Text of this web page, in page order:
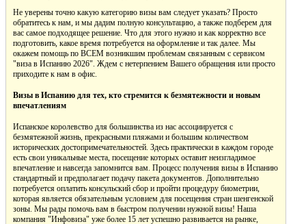
Не уверены точно какую категорию визы вам следует указать? Просто
обратитесь к нам, и мы дадим полную консультацию, а также подберем для
вас самое подходящее решение. Что для этого нужно и как корректно все
подготовить, какое время потребуется на оформление и так далее. Мы
окажем помощь по ВСЕМ возникшим проблемам связанным с сервисом
"виза в Испанию 2026". Ждем с нетерпением Вашего обращения или просто
приходите к нам в офис.
Визы в Испанию для тех, кто стремится к безмятежности и новым
впечатлениям
Испанское королевство для большинства из нас ассоциируется с
безмятежной жизнь, прекрасными пляжами и большим количеством
исторических достопримечательностей. Здесь практически в каждом городе
есть свои уникальные места, посещение которых оставит неизгладимое
впечатление и навсегда запомнится вам. Процесс получения визы в Испанию
стандартный и предполагает подачу пакета документов. Дополнительно
потребуется оплатить консульский сбор и пройти процедуру биометрии,
которая является обязательным условием для посещения стран шенгенской
зоны. Мы рады помочь вам в быстром получении нужной визы! Наша
компания "Инфовиза" уже более 15 лет успешно развивается на рынке,